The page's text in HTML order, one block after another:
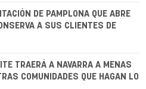
DE PAMPLONA QUE ABRE
A SUS CLIENTES DE
TRAERÁ A NAVARRA A MENAS
COMUNIDADES QUE HAGAN LO